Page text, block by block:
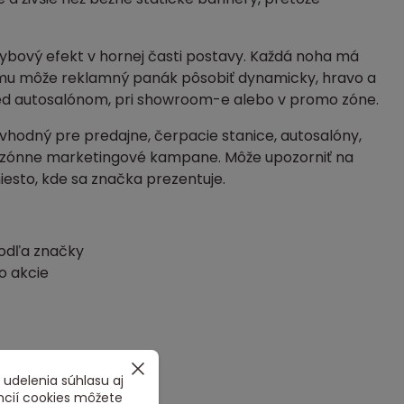
efekt v hornej časti postavy. Každá noha má
môže reklamný panák pôsobiť dynamicky, hravo a
autosalónom, pri showroom-e alebo v promo zóne.
pre predajne, čerpacie stanice, autosalóny,
marketingové kampane. Môže upozorniť na
kde sa značka prezentuje.
značky
akcie
súhlasu aj
cookies môžete